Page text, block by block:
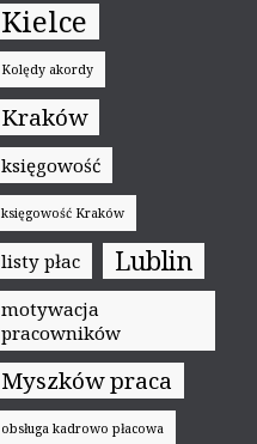
Kielce
Kolędy akordy
Kraków
księgowość
księgowość Kraków
listy płac Lublin
motywacja
pracowników
Myszków praca
obsługa kadrowo płacowa